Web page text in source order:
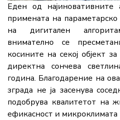
Еден од
примената на
на дигитален
внимателно се
косините на секој објект
директна сончева
година. Благодарение на
зграда не ја засенува
подобрува квалитетот на
ефикасност и микроклимата